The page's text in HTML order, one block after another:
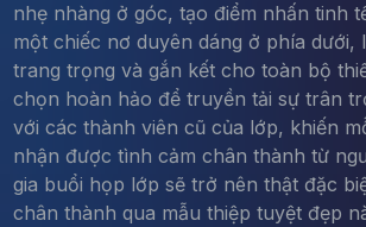
nhẹ nhàng ở góc, tạo điểm nhấn tinh
một chiếc nơ duyên dáng ở phía dưới,
trang trọng và gắn kết cho toàn bộ
chọn hoàn hảo để truyền tải sự trân
với các thành viên cũ của lớp, khiến
nhận được tình cảm chân thành từ
gia buổi họp lớp sẽ trở nên thật đặc
chân thành qua mẫu thiệp tuyệt đẹp